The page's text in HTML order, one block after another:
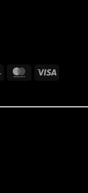
Klarna MasterCard
Visa